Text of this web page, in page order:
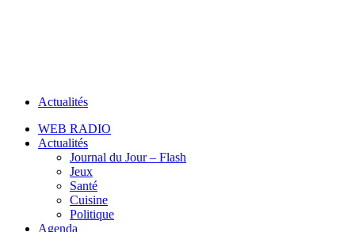
Actualités
WEB RADIO
Actualités
Journal du Jour – Flash
Jeux
Santé
Cuisine
Politique
Agenda